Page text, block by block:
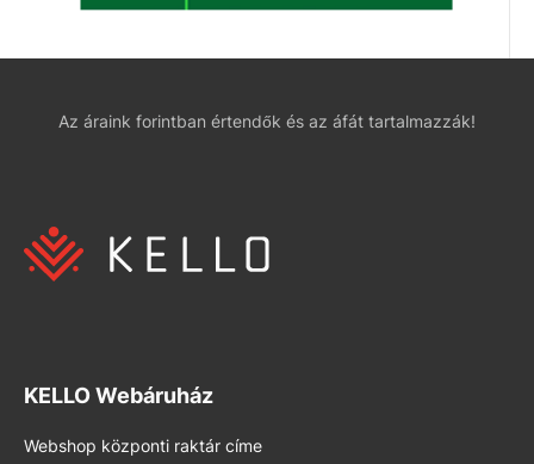
Az áraink forintban értendők és az áfát tartalmazzák!
KELLO Webáruház
Webshop központi raktár címe